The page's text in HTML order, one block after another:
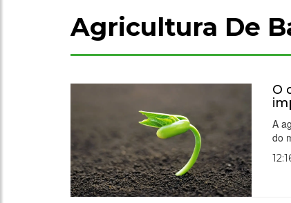
Agricultura De
O
A
do